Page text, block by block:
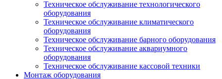
Техническое обслуживание технологического
оборудования
Техническое обслуживание климатического
оборудования
Техническое обслуживание барного оборудования
Техническое обслуживание аквариумного
оборудования
Техническое обслуживание кассовой техники
Монтаж оборудования